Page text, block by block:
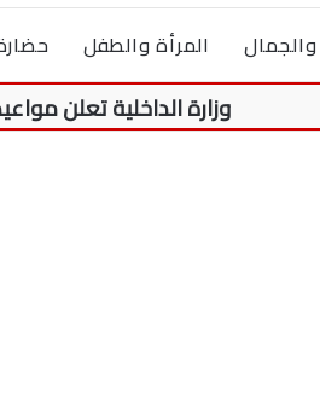
المرأة والطفل
وزارة الداخلية تعلن مواعيد